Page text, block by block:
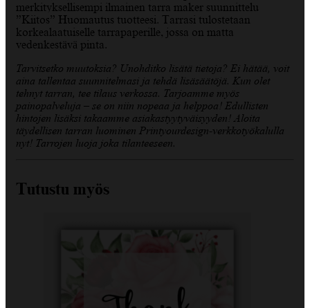
merkityksellisempi ilmainen tarra maker suunnittelu
”Kiitos” Huomautus tuotteesi. Tarrasi tulostetaan
korkealaatuiselle tarrapaperille, jossa on matta
vedenkestävä pinta.
Tarvitsetko muutoksia? Unohditko lisätä tietoja? Ei hätää, voit
aina tallentaa suunnitelmasi ja tehdä lisäsäätöjä. Kun olet
tehnyt tarran, tee tilaus verkossa. Tarjoamme myös
painopalveluja – se on niin nopeaa ja helppoa! Edullisten
hintojen lisäksi takaamme asiakastyytyväisyyden! Aloita
täydellisen tarran luominen Printyourdesign-verkkotyökalulla
nyt! Tarrojen luoja joka tilanteeseen.
Tutustu myös